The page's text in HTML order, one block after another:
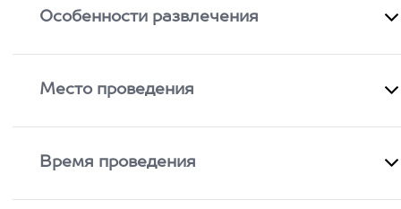
Особенности развлечения
Место проведения
Время проведения